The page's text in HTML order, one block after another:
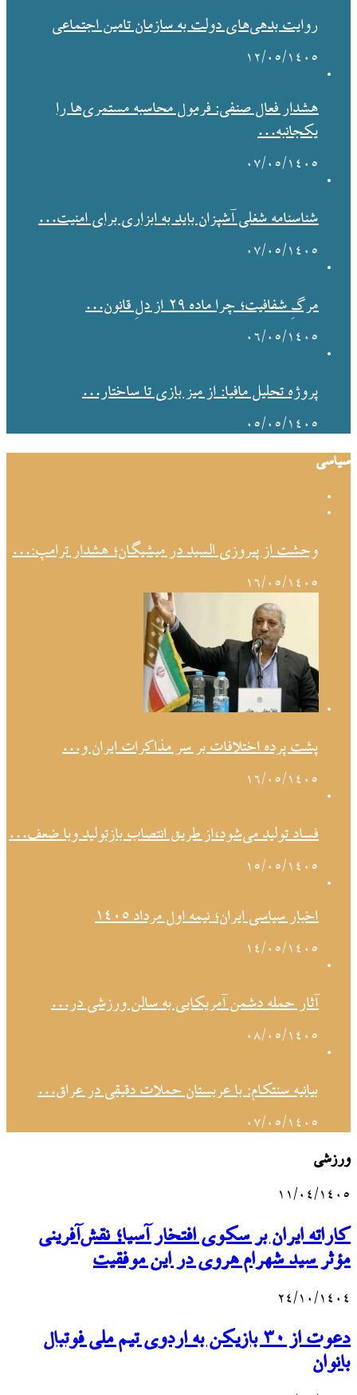
روایت بدهی‌های دولت به سازمان تامین اجتماعی
۱۲/۰۵/۱۴۰۵
هشدار فعال صنفی: فرمول محاسبه مستمری‌ها را
یکجانبه…
۰۷/۰۵/۱۴۰۵
شناسنامه شغلی آشپزان باید به ابزاری برای امنیت…
۰۷/۰۵/۱۴۰۵
مرگِ شفافیت؛ چرا ماده ۲۹ از دلِ قانون…
۰۶/۰۵/۱۴۰۵
پروژه تحلیل مافیا: از میز بازی تا ساختار…
۰۵/۰۵/۱۴۰۵
سیاسی
وحشت از پیروزی السید در میشیگان؛ هشدار ترامپ:…
۱۶/۰۵/۱۴۰۵
پشت پرده اختلافات بر سر مذاکرات ایران و…
۱۶/۰۵/۱۴۰۵
فساد تولید می‌شود،از طریق انتصاب بازتولید وبا ضعف…
۱۵/۰۵/۱۴۰۵
اخبار سیاسی ایران؛ نیمه اول مرداد ۱۴۰۵
۱۴/۰۵/۱۴۰۵
آثار حمله دشمن آمریکایی به سالن ورزشی در…
۰۸/۰۵/۱۴۰۵
بیانیه سنتکام: با عربستان حملات دقیقی در عراق…
۰۷/۰۵/۱۴۰۵
ورزشی
۱۱/۰۴/۱۴۰۵
کاراته ایران بر سکوی افتخار آسیا؛ نقش‌آفرینی
مؤثر سید شهرام هروی در این موفقیت
۲۴/۱۰/۱۴۰۴
دعوت از ۳۰ بازیکن به اردوی تیم ملی فوتبال
بانوان